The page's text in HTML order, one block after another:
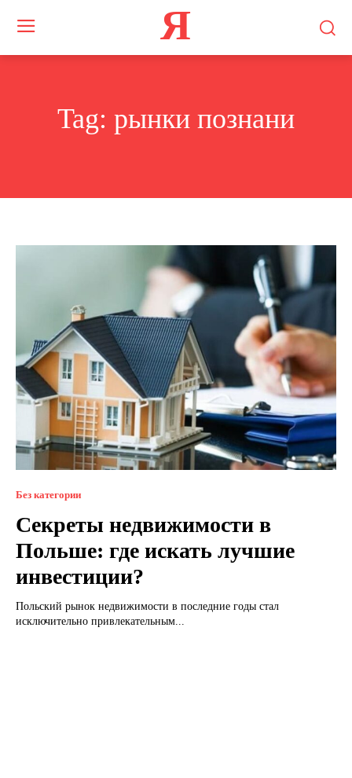
Я
Tag: рынки познани
Без категории
Секреты недвижимости в
Польше: где искать лучшие
инвестиции?
Польский рынок недвижимости в последние годы стал
исключительно привлекательным...